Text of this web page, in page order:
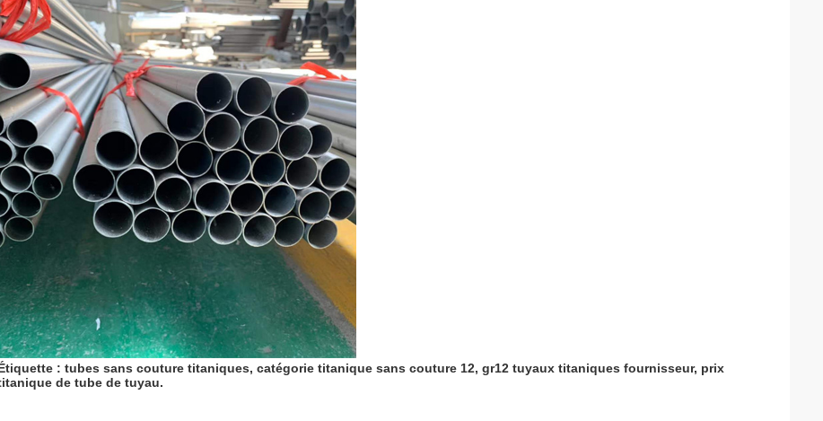
: tubes sans couture titaniques, catégorie titanique sans couture 12, gr12 tuyaux titaniques fournisseur, prix
de tube de tuyau.